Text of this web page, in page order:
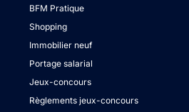
BFM Pratique
Shopping
Immobilier neuf
Portage salarial
Jeux-concours
Règlements jeux-concours